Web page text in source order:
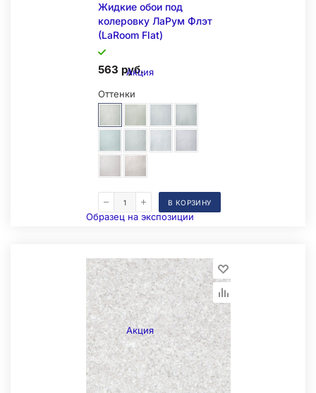
Акция
Образец на экспозиции
Складская позиция
Жидкие обои под
колеровку ЛаРум Флэт
(LaRoom Flat)
563 руб.
Оттенки
В КОРЗИНУ
Акция